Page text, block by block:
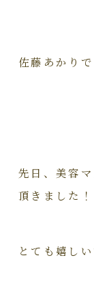
佐藤あかりで
先日、美容
頂きました！
とても嬉しい